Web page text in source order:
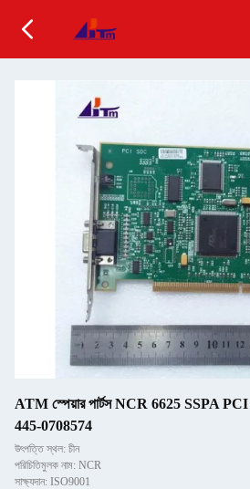
ATM স্পেয়ার পার্টস NCR 6625 SSPA PCI
445-0708574
উৎপত্তি স্থল: চীন
পরিচিতিমুলক নাম: NCR
সাক্ষ্যদান: ISO9001